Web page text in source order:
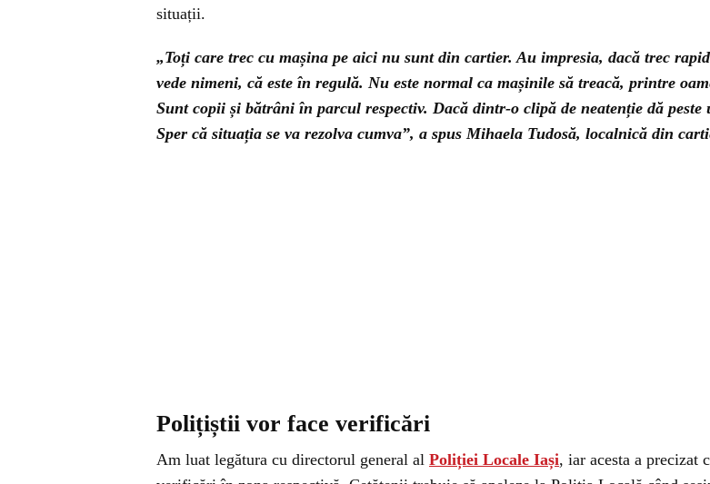
situații.
„Toți care trec cu mașina pe aici nu sunt din cartier. Au impresia, dacă trec
vede nimeni, că este în regulă. Nu este normal ca mașinile să treacă, printre
Sunt copii și bătrâni în parcul respectiv. Dacă dintr-o clipă de neatenție dă
Sper că situația se va rezolva cumva”, a spus Mihaela Tudosă, localnică din
Polițiștii vor face verificări
Am luat legătura cu directorul general al Poliției Locale Iași, iar acesta a precizat